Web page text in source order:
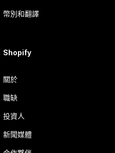
幣別和翻譯
Shopify
關於
職缺
投資人
新聞媒體